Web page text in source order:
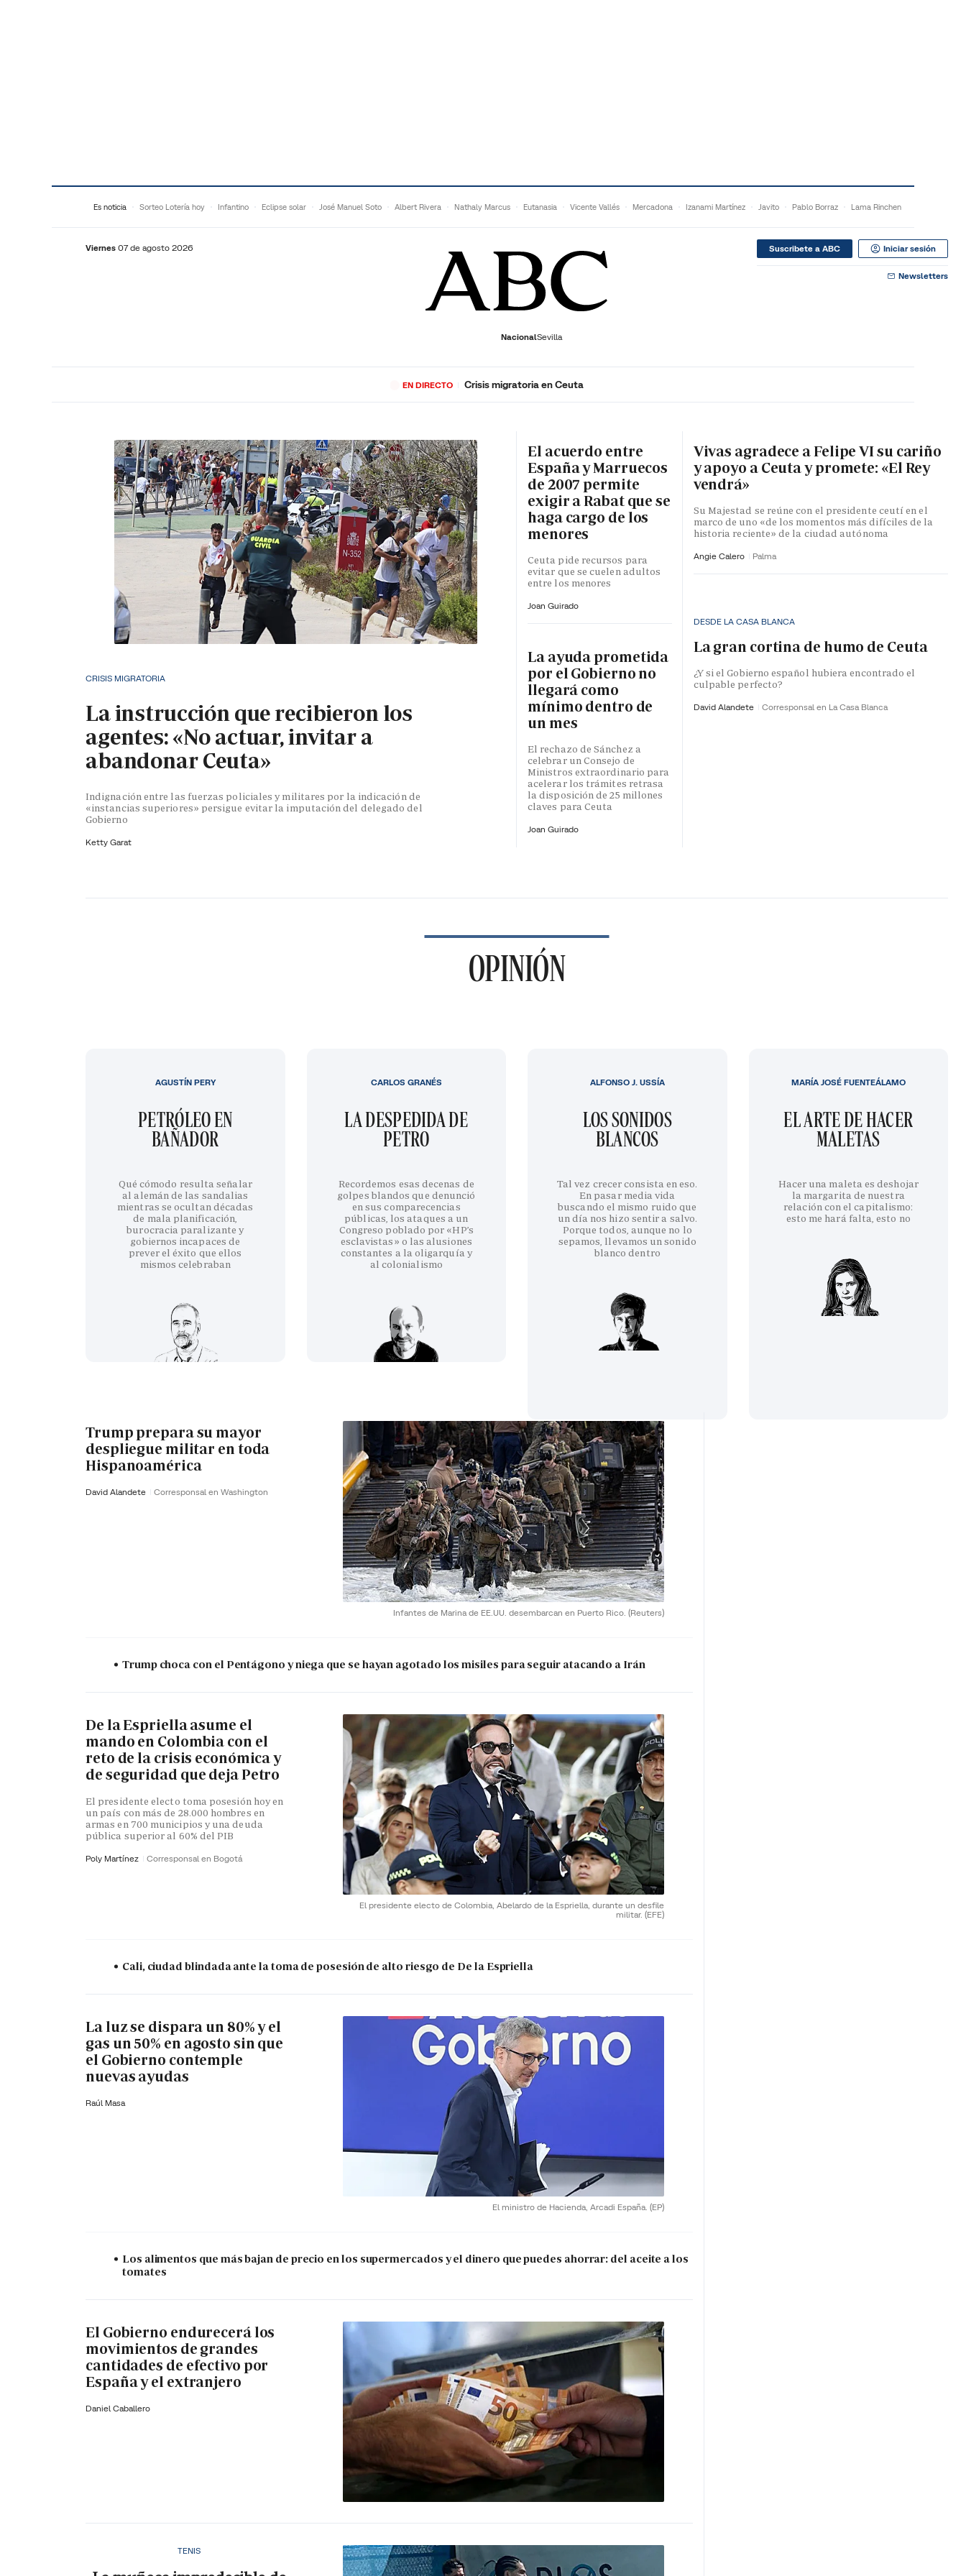
Es noticia Sorteo Lotería hoy Infantino Eclipse solar José Manuel Soto Albert Rivera Nathaly Marcus Eutanasia Vicente Vallés Mercadona Izanami Martínez Javito Pablo Borraz Lama Rinchen
Viernes 07 de agosto 2026
NacionalSevilla
Suscribete a ABC Iniciar sesión
Newsletters
ECONOMÍADEPORTES SOCIEDADCULTURAGENTEPLAY
EN DIRECTO Crisis migratoria en Ceuta
CRISIS MIGRATORIA
La instrucción que recibieron los
agentes: «No actuar, invitar a
abandonar Ceuta»
Indignación entre las fuerzas policiales y militares por la indicación de
«instancias superiores» persigue evitar la imputación del delegado del
Gobierno
Ketty Garat
El acuerdo entre
España y Marruecos
de 2007 permite
exigir a Rabat que se
haga cargo de los
menores
Ceuta pide recursos para
evitar que se cuelen adultos
entre los menores
Joan Guirado
La ayuda prometida
por el Gobierno no
llegará como
mínimo dentro de
un mes
El rechazo de Sánchez a
celebrar un Consejo de
Ministros extraordinario para
acelerar los trámites retrasa
la disposición de 25 millones
claves para Ceuta
Joan Guirado
Vivas agradece a Felipe VI su cariño
y apoyo a Ceuta y promete: «El Rey
vendrá»
Su Majestad se reúne con el presidente ceutí en el
marco de uno «de los momentos más difíciles de la
historia reciente» de la ciudad autónoma
Angie Calero Palma
DESDE LA CASA BLANCA
La gran cortina de humo de Ceuta
¿Y si el Gobierno español hubiera encontrado el
culpable perfecto?
David Alandete Corresponsal en La Casa Blanca
OPINIÓN
PETRÓLEO EN
BAÑADOR
Qué cómodo resulta señalar
al alemán de las sandalias
mientras se ocultan décadas
de mala planificación,
burocracia paralizante y
gobiernos incapaces de
prever el éxito que ellos
mismos celebraban
AGUSTÍN PERY
LA DESPEDIDA DE
PETRO
Recordemos esas decenas de
golpes blandos que denunció
en sus comparecencias
públicas, los ataques a un
Congreso poblado por «HP’s
esclavistas» o las alusiones
constantes a la oligarquía y
al colonialismo
CARLOS GRANÉS
LOS SONIDOS
BLANCOS
Tal vez crecer consista en eso.
En pasar media vida
buscando el mismo ruido que
un día nos hizo sentir a salvo.
Porque todos, aunque no lo
sepamos, llevamos un sonido
blanco dentro
ALFONSO J. USSÍA
EL ARTE DE HACER
MALETAS
Hacer una maleta es deshojar
la margarita de nuestra
relación con el capitalismo:
esto me hará falta, esto no
MARÍA JOSÉ FUENTEÁLAMO
Infantes de Marina de EE.UU. desembarcan en Puerto Rico. (Reuters)
Trump prepara su mayor
despliegue militar en toda
Hispanoamérica
David Alandete Corresponsal en Washington
Trump choca con el Pentágono y niega que se hayan agotado los misiles para seguir atacando a Irán
El presidente electo de Colombia, Abelardo de la Espriella, durante un desfile
militar. (EFE)
De la Espriella asume el
mando en Colombia con el
reto de la crisis económica y
de seguridad que deja Petro
El presidente electo toma posesión hoy en
un país con más de 28.000 hombres en
armas en 700 municipios y una deuda
pública superior al 60% del PIB
Poly Martínez Corresponsal en Bogotá
Cali, ciudad blindada ante la toma de posesión de alto riesgo de De la Espriella
El ministro de Hacienda, Arcadi España. (EP)
La luz se dispara un 80% y el
gas un 50% en agosto sin que
el Gobierno contemple
nuevas ayudas
Raúl Masa
Los alimentos que más bajan de precio en los supermercados y el dinero que puedes ahorrar: del aceite a los
tomates
El Gobierno endurecerá los
movimientos de grandes
cantidades de efectivo por
España y el extranjero
Daniel Caballero
TENIS